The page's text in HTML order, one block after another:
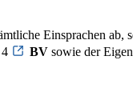
Einsprachen
BV sowie der